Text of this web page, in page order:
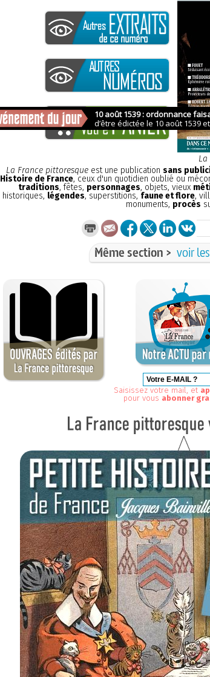
La France pittoresque est une publication sans
Histoire de France, ceux d'un quotidien oublié ou
traditions, fêtes, personnages, objets, vieux
historiques, légendes, superstitions, faune et flore,
monuments, procès
Même section > voir les
Saisissez votre mail, et
pour vous abonner